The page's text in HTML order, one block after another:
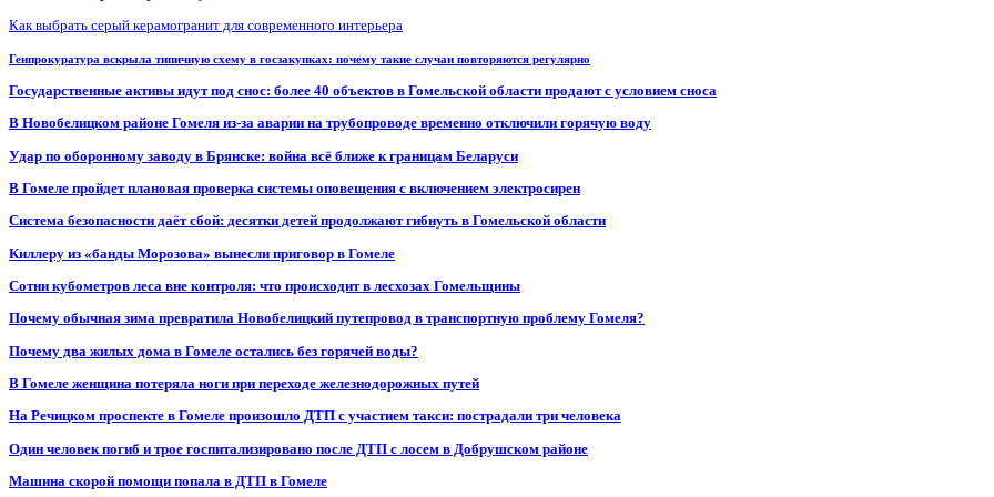
Как выбрать серый керамогранит для современного интерьера
Генпрокуратура вскрыла типичную схему в госзакупках: почему такие случаи повторяются регулярно
Государственные активы идут под снос: более 40 объектов в Гомельской области продают с условием сноса
В Новобелицком районе Гомеля из-за аварии на трубопроводе временно отключили горячую воду
Удар по оборонному заводу в Брянске: война всё ближе к границам Беларуси
В Гомеле пройдет плановая проверка системы оповещения с включением электросирен
Система безопасности даёт сбой: десятки детей продолжают гибнуть в Гомельской области
Киллеру из «банды Морозова» вынесли приговор в Гомеле
Сотни кубометров леса вне контроля: что происходит в лесхозах Гомельщины
Почему обычная зима превратила Новобелицкий путепровод в транспортную проблему Гомеля?
Почему два жилых дома в Гомеле остались без горячей воды?
В Гомеле женщина потеряла ноги при переходе железнодорожных путей
На Речицком проспекте в Гомеле произошло ДТП с участием такси: пострадали три человека
Один человек погиб и трое госпитализировано после ДТП с лосем в Добрушском районе
Машина скорой помощи попала в ДТП в Гомеле